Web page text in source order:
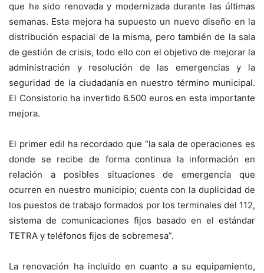
que ha sido renovada y modernizada durante las últimas
semanas. Esta mejora ha supuesto un nuevo diseño en la
distribución espacial de la misma, pero también de la sala
de gestión de crisis, todo ello con el objetivo de mejorar la
administración y resolución de las emergencias y la
seguridad de la ciudadanía en nuestro término municipal.
El Consistorio ha invertido 6.500 euros en esta importante
mejora.
El primer edil ha recordado que “la sala de operaciones es
donde se recibe de forma continua la información en
relación a posibles situaciones de emergencia que
ocurren en nuestro municipio; cuenta con la duplicidad de
los puestos de trabajo formados por los terminales del 112,
sistema de comunicaciones fijos basado en el estándar
TETRA y teléfonos fijos de sobremesa”.
La renovación ha incluido en cuanto a su equipamiento,